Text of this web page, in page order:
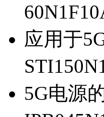
应用于
5G电源